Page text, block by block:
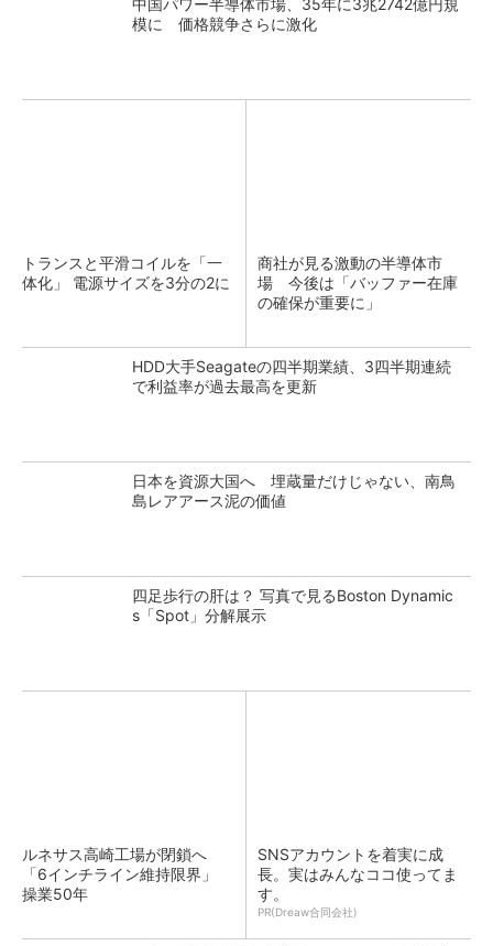
模に 価格競争さらに激化
トランスと平滑コイルを「一
体化」 電源サイズを3分の2に
商社が見る激動の半導体市
場 今後は「バッファー在庫
の確保が重要に」
HDD大手Seagateの四半期業績、3四半期連続
で利益率が過去最高を更新
日本を資源大国へ 埋蔵量だけじゃない、南鳥
島レアアース泥の価値
四足歩行の肝は？ 写真で見るBoston Dynamic
s「Spot」分解展示
ルネサス高崎工場が閉鎖へ
「6インチライン維持限界」
操業50年
SNSアカウントを着実に成
長。実はみんなココ使ってま
す。
PR(Dreaw合同会社)